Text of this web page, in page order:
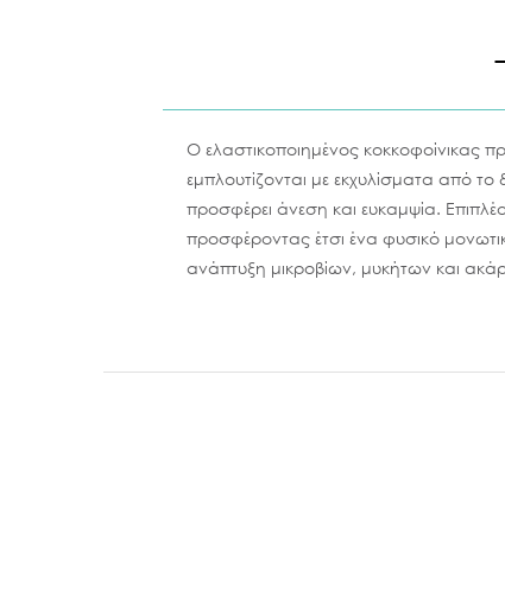
Ο ελαστικοποιημένος κοκκοφοίνικας
εμπλουτίζονται με εκχυλίσματα από
προσφέρει άνεση και ευκαμψία.
προσφέροντας έτσι ένα φυσικό
ανάπτυξη μικροβίων, μυκήτων και